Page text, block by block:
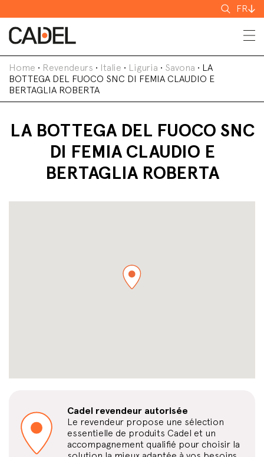
FR
Home • Revendeurs • Italie • Liguria • Savona • LA
BOTTEGA DEL FUOCO SNC DI FEMIA CLAUDIO E
BERTAGLIA ROBERTA
LA BOTTEGA DEL FUOCO SNC
DI FEMIA CLAUDIO E
BERTAGLIA ROBERTA
Cadel revendeur autorisée
Le revendeur propose une sélection
essentielle de produits Cadel et un
accompagnement qualifié pour choisir la